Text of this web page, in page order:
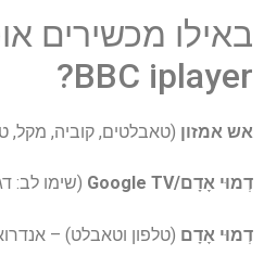
באילו מכשירים
BBC iplayer?
אש אמזון (טאבלטים, קוביה, מקל,
דְמוּי אָדָם/Google TV (שימו לב:
דְמוּי אָדָם (טלפון וטאבלט) – אנדרואיד 7.0